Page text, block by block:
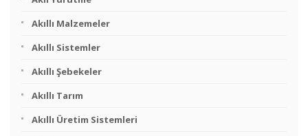
Akıllı Malzemeler
Akıllı Sistemler
Akıllı Şebekeler
Akıllı Tarım
Akıllı Üretim Sistemleri